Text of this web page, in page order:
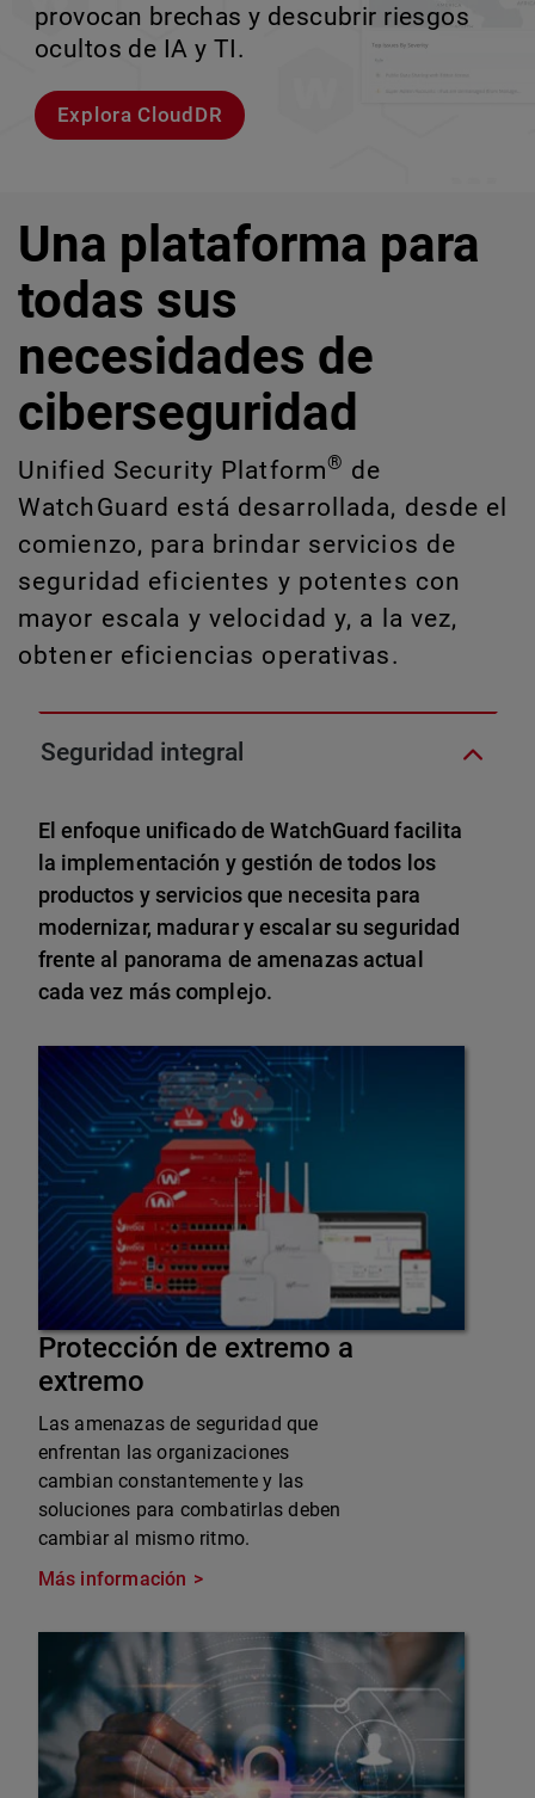
entornos empresariales de alta velocidad.
provocan brechas y descubrir riesgos
ocultos de IA y TI.
Explora CloudDR
escalar sin perder ningún pas
Conozcan a Rai
crecimiento escalable.
Conozca WatchGuard EDR
Una plataforma para
todas sus
necesidades de
ciberseguridad
Unified Security Platform® de
WatchGuard está desarrollada, desde el
comienzo, para brindar servicios de
seguridad eficientes y potentes con
mayor escala y velocidad y, a la vez,
obtener eficiencias operativas.
Seguridad integral
El enfoque unificado de WatchGuard facilita
la implementación y gestión de todos los
productos y servicios que necesita para
modernizar, madurar y escalar su seguridad
frente al panorama de amenazas actual
cada vez más complejo.
Protección de extremo a
extremo
Las amenazas de seguridad que
enfrentan las organizaciones
cambian constantemente y las
soluciones para combatirlas deben
cambiar al mismo ritmo.
Más información